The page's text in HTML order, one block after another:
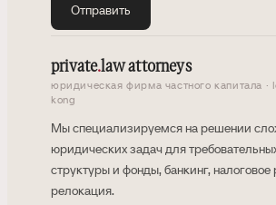
Отправить
private.law attorneys
юридическая фирма частного капитала ·
kong
Мы специализируемся на решении
юридических задач для
структуры и фонды, банкинг, налоговое
релокация.